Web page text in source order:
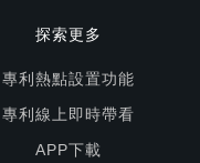
探索更多
專利熱點設置功能
專利線上即時帶看
APP下載